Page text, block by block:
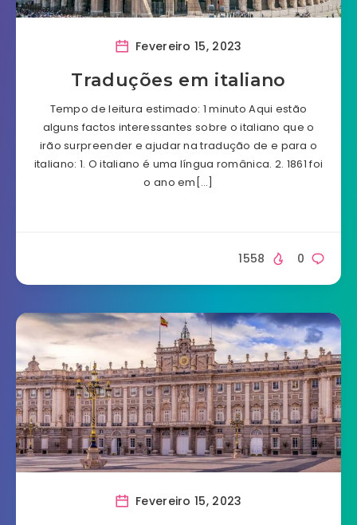
Fevereiro 15, 2023
Traduções em italiano
Tempo de leitura estimado: 1 minuto Aqui estão
alguns factos interessantes sobre o italiano que o
irão surpreender e ajudar na tradução de e para o
italiano: 1. O italiano é uma língua românica. 2. 1861 foi
o ano em[…]
0
1558
Fevereiro 15, 2023